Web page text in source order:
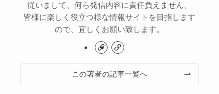
従いまして、何ら発信内容に責任負えません。
皆様に楽しく役立つ様な情報サイトを目指します
ので、宜しくお願い致します。
この著者の記事一覧へ